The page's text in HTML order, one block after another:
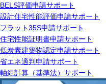
BELS評価申請サポート
設計住宅性能評価申請サポート
フラット35S申請サポート
住宅性能証明書申請サポート
低炭素建築物認定申請サポート
省エネ適判申請サポート
軸組計算（基準法）サポート